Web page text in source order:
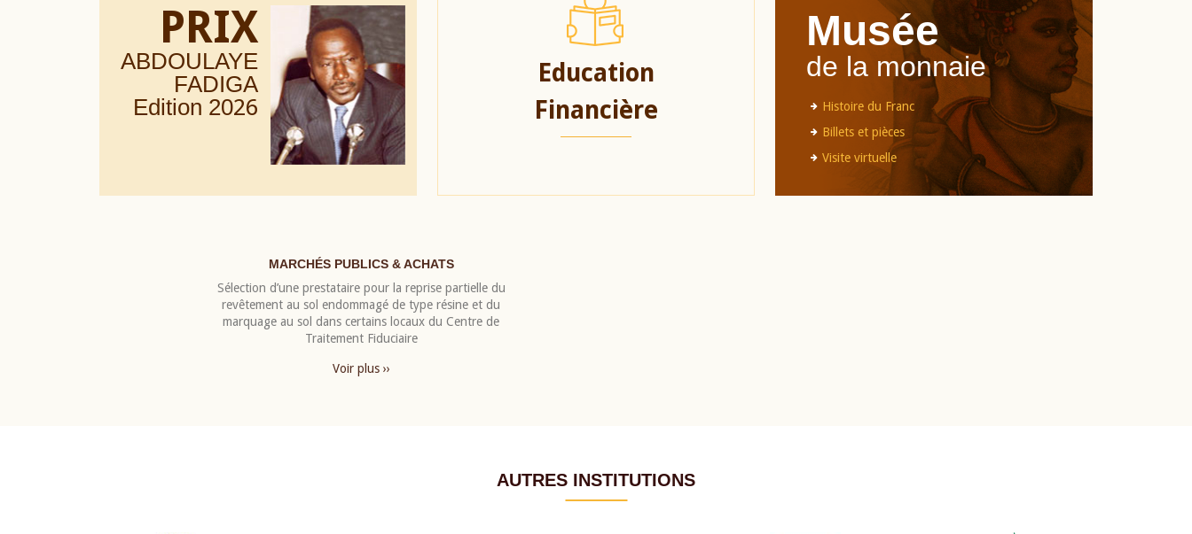
PRIX
ABDOULAYE
FADIGA
Edition 2026
Education
Financière
Musée
de la monnaie
Histoire du Franc
Billets et pièces
Visite virtuelle
MARCHÉS PUBLICS & ACHATS
Sélection d’une prestataire pour la reprise partielle du
revêtement au sol endommagé de type résine et du
marquage au sol dans certains locaux du Centre de
Traitement Fiduciaire
Voir plus ››
AUTRES INSTITUTIONS